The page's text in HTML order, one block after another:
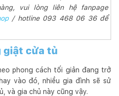
vui lòng liên hệ fanpage
/ hotline 093 468 06 36 để
giật cửa tủ
phong cách tối giản đang trở
vào đó, nhiều gia đình sẽ sử
và gia chủ này cũng vậy.